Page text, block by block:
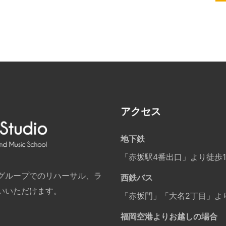
ループでのリハーサル、ラ
ただけます。
アクセス
地下鉄
「赤坂駅4番出口」より徒歩
西鉄バス
「赤坂門」「大名2丁目」よ
福岡空港よりお越しの場合